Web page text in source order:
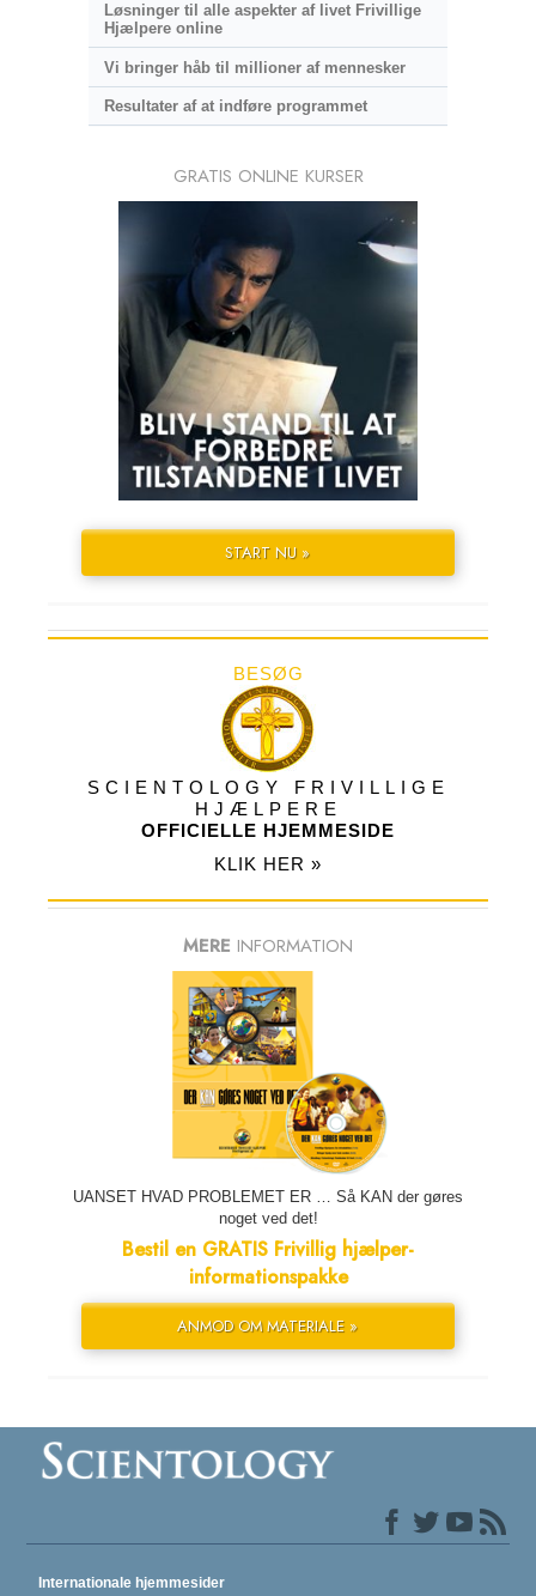
Løsninger til alle aspekter af livet Frivillige
Hjælpere online
Vi bringer håb til millioner af mennesker
Resultater af at indføre programmet
GRATIS ONLINE KURSER
START NU »
BESØG
SCIENTOLOGY FRIVILLIGE
HJÆLPERE
OFFICIELLE HJEMMESIDE
KLIK HER »
MERE INFORMATION
UANSET HVAD PROBLEMET ER … Så KAN der gøres
noget ved det!
Bestil en GRATIS Frivillig hjælper-
informationspakke
ANMOD OM MATERIALE »
Internationale hjemmesider